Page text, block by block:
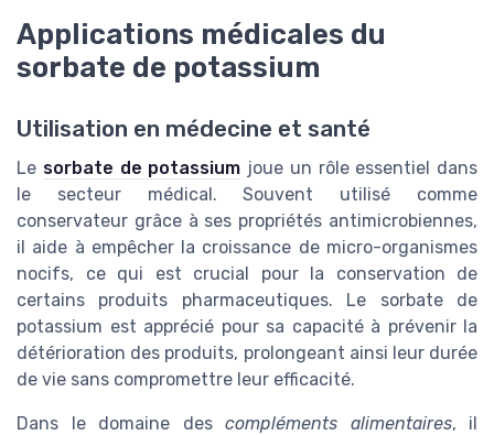
Applications médicales du
sorbate de potassium
Utilisation en médecine et santé
Le sorbate de potassium joue un rôle essentiel dans
le secteur médical. Souvent utilisé comme
conservateur grâce à ses propriétés antimicrobiennes,
il aide à empêcher la croissance de micro-organismes
nocifs, ce qui est crucial pour la conservation de
certains produits pharmaceutiques. Le sorbate de
potassium est apprécié pour sa capacité à prévenir la
détérioration des produits, prolongeant ainsi leur durée
de vie sans compromettre leur efficacité.
Dans le domaine des compléments alimentaires, il